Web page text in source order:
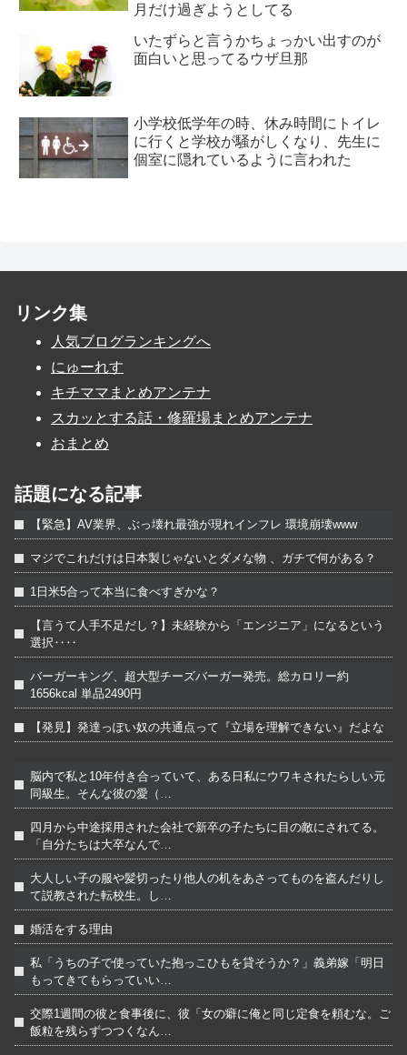
月だけ過ぎようとしてる
いたずらと言うかちょっかい出すのが
面白いと思ってるウザ旦那
小学校低学年の時、休み時間にトイレ
に行くと学校が騒がしくなり、先生に
個室に隠れているように言われた
リンク集
人気ブログランキングへ
にゅーれす
キチママまとめアンテナ
スカッとする話・修羅場まとめアンテナ
おまとめ
話題になる記事
【緊急】AV業界、ぶっ壊れ最強が現れインフレ 環境崩壊www
マジでこれだけは日本製じゃないとダメな物 、ガチで何がある？
1日米5合って本当に食べすぎかな？
【言うて人手不足だし？】未経験から「エンジニア」になるという
選択‥‥
バーガーキング、超大型チーズバーガー発売。総カロリー約
1656kcal 単品2490円
【発見】発達っぽい奴の共通点って『立場を理解できない』だよな
脳内で私と10年付き合っていて、ある日私にウワキされたらしい元
同級生。そんな彼の愛（…
四月から中途採用された会社で新卒の子たちに目の敵にされてる。
「自分たちは大卒なんで…
大人しい子の服や髪切ったり他人の机をあさってものを盗んだりし
て説教された転校生。し…
婚活をする理由
私「うちの子で使っていた抱っこひもを貸そうか？」義弟嫁「明日
もってきてもらっていい…
交際1週間の彼と食事後に、彼「女の癖に俺と同じ定食を頼むな。ご
飯粒を残らずつつくなん…